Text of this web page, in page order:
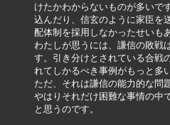
けたかわからないものが多いで
込んだり、信玄のように家臣を
配体制を採用しなかったせいも
わたしが思うには、謙信の敗戦
す。引き分けとされている合戦
れてしかるべき事例がもっと多
ただ、それは謙信の能力的な問
やはりそれだけ困難な事情の中